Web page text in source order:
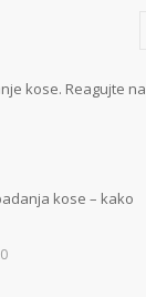
kose. Reagujte na
kose – kako